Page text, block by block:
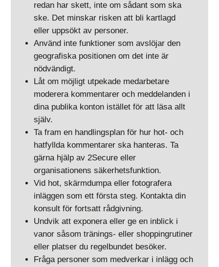
redan har skett, inte om sådant som ska
ske. Det minskar risken att bli kartlagd
eller uppsökt av personer.
Använd inte funktioner som avslöjar den
geografiska positionen om det inte är
nödvändigt.
Låt om möjligt utpekade medarbetare
moderera kommentarer och meddelanden i
dina publika konton istället för att läsa allt
själv.
Ta fram en handlingsplan för hur hot- och
hatfyllda kommentarer ska hanteras. Ta
gärna hjälp av 2Secure eller
organisationens säkerhetsfunktion.
Vid hot, skärmdumpa eller fotografera
inläggen som ett första steg. Kontakta din
konsult för fortsatt rådgivning.
Undvik att exponera eller ge en inblick i
vanor såsom tränings- eller shoppingrutiner
eller platser du regelbundet besöker.
Fråga personer som medverkar i inlägg och